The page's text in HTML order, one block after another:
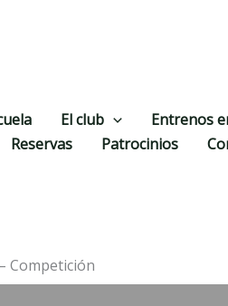
El club Entrenos
Reservas Patrocinios
Competición